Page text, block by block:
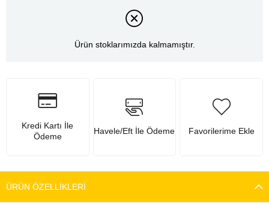
Ürün stoklarımızda kalmamıştır.
Kredi Kartı İle
Ödeme
Havele/Eft İle Ödeme Favorilerime Ekle
ÜRÜN ÖZELLIKLERI